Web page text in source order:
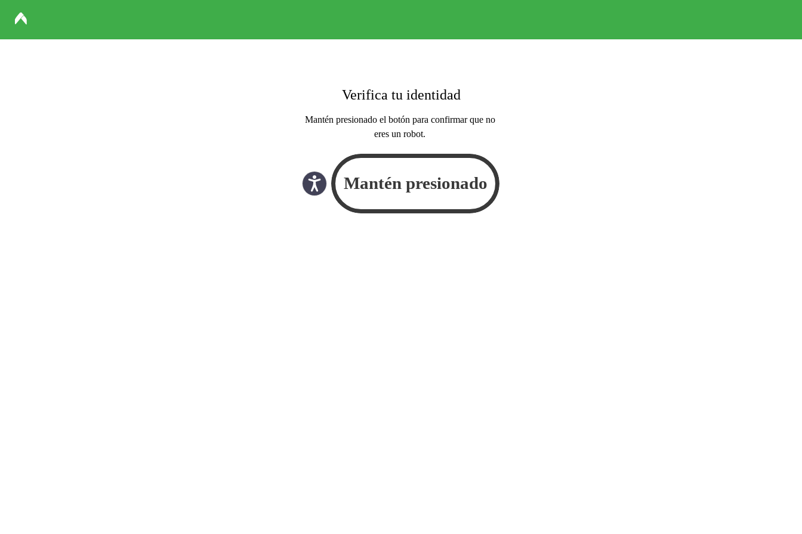
Verifica tu identidad
Mantén presionado el botón para confirmar que no
eres un robot.